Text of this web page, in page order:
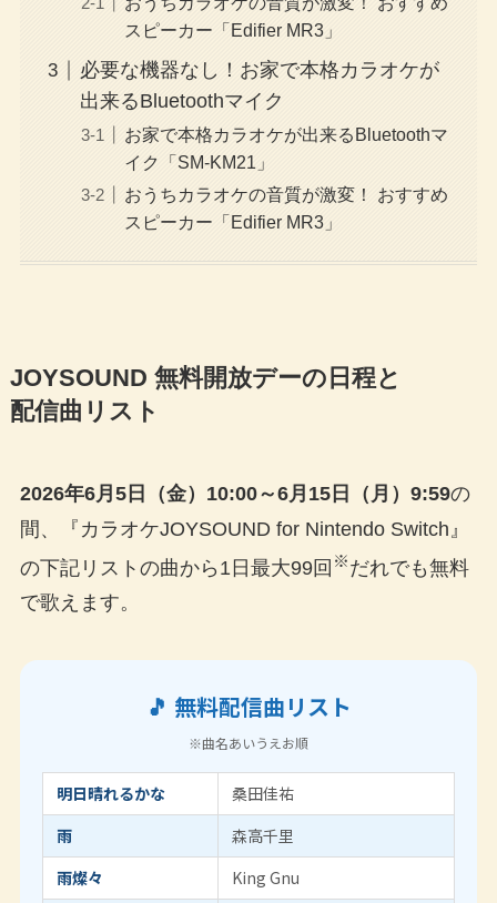
スピーカー「Edifier MR3」
必要な機器なし！お家で本格カラオケが
出来るBluetoothマイク
お家で本格カラオケが出来るBluetoothマ
イク「SM-KM21」
おうちカラオケの音質が激変！ おすすめ
スピーカー「Edifier MR3」
JOYSOUND 無料開放デーの日程と
配信曲リスト
2026年6月5日（金）10:00～6月15日（月）9:59の
間、『カラオケJOYSOUND for Nintendo Switch』
の下記リストの曲から1日最大99回 ※だれでも無料
で歌えます。
🎵 無料配信曲リスト
※曲名あいうえお順
明日晴れるかな
桑田佳祐
雨
森高千里
雨燦々
King Gnu